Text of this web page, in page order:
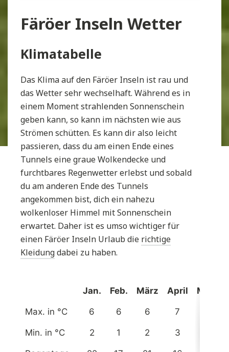
Färöer Inseln Wetter
Klimatabelle
Das Klima auf den Färöer Inseln ist rau und
das Wetter sehr wechselhaft. Während es in
einem Moment strahlenden Sonnenschein
geben kann, so kann im nächsten wie aus
Strömen schütten. Es kann dir also leicht
passieren, dass du am einen Ende eines
Tunnels eine graue Wolkendecke und
furchtbares Regenwetter erlebst und sobald
du am anderen Ende des Tunnels
angekommen bist, dich ein nahezu
wolkenloser Himmel mit Sonnenschein
erwartet. Daher ist es umso wichtiger für
einen Färöer Inseln Urlaub die richtige
Kleidungdabei zu haben.
Jan. Feb. März April Mai
Max. in °C 6 6 6 7
Min. in °C 2 1 2 3